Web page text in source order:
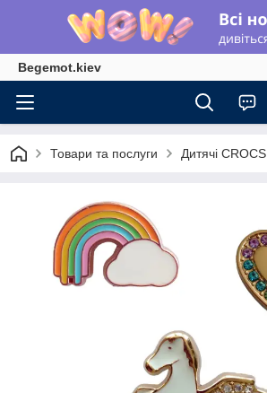
Begemot.kiev
Товари та послуги Дитячі CROCS